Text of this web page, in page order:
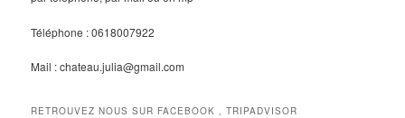
Téléphone : 0618007922
Mail : chateau.julia@gmail.com
RETROUVEZ NOUS SUR FACEBOOK , TRIPADVISOR